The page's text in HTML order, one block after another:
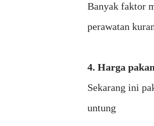
Banyak faktor
perawatan
4. Harga
Sekarang ini
untung